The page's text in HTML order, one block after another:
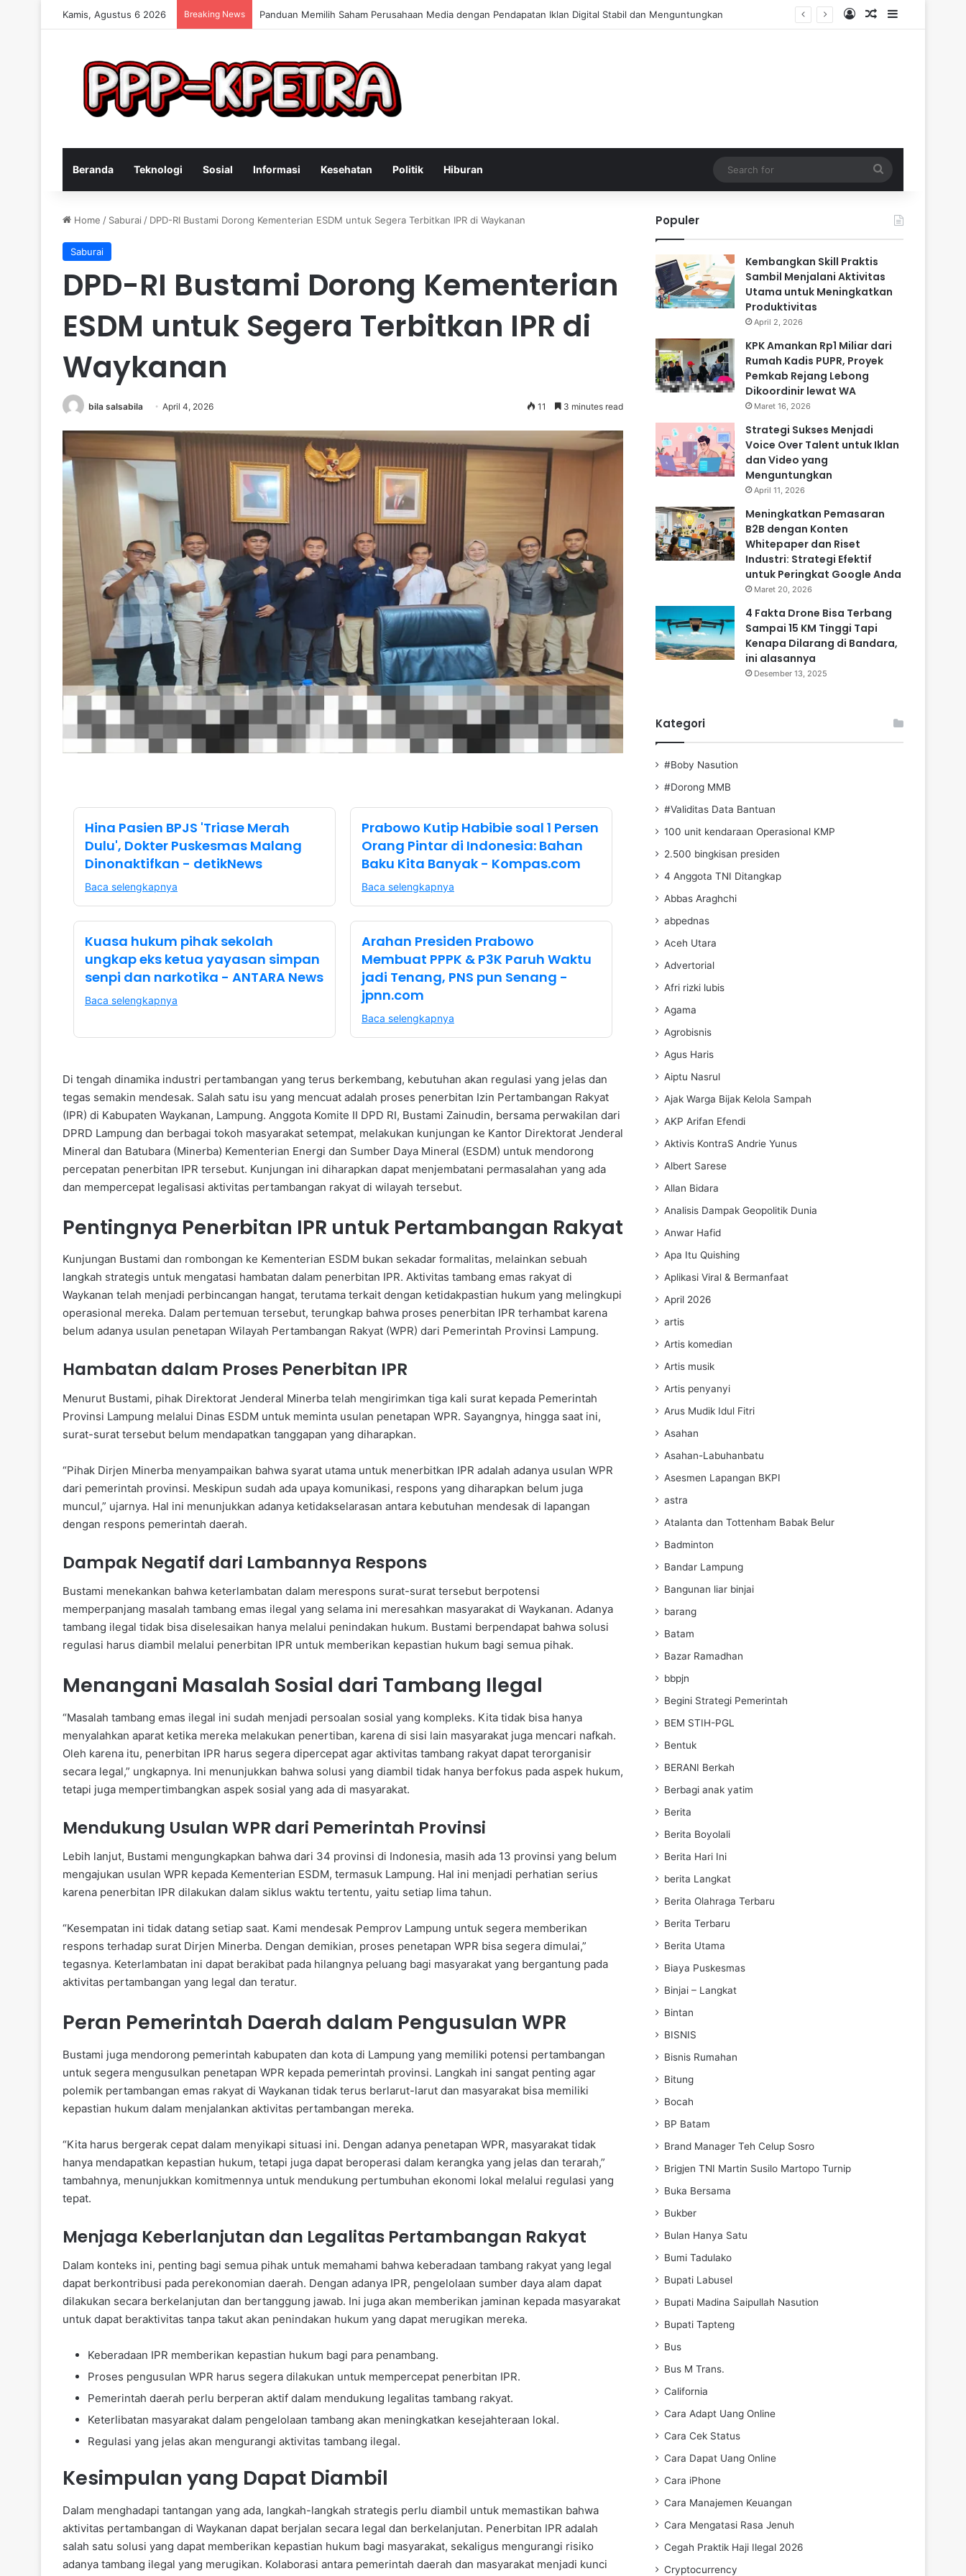
Kamis, Agustus 6 2026 Breaking News Keterampilan Konsultan Bisnis Online untuk Meningkatkan Pendapatan Berdasarkan Pengalaman Praktis Log InRandom Article
Sidebar
Beranda Teknologi Sosial Informasi Kesehatan Politik Hiburan
for
Home / Saburai / DPD-RI Bustami Dorong Kementerian ESDM untuk Segera Terbitkan IPR di Waykanan
Saburai
DPD-RI Bustami Dorong Kementerian
ESDM untuk Segera Terbitkan IPR di
Waykanan
bila salsabila April 4, 2026 11 3 minutes read
Hina Pasien BPJS 'Triase Merah
Dulu', Dokter Puskesmas Malang
Dinonaktifkan - detikNews
Baca selengkapnya
Prabowo Kutip Habibie soal 1 Persen
Orang Pintar di Indonesia: Bahan
Baku Kita Banyak - Kompas.com
Baca selengkapnya
Kuasa hukum pihak sekolah
ungkap eks ketua yayasan simpan
senpi dan narkotika - ANTARA News
Baca selengkapnya
Arahan Presiden Prabowo
Membuat PPPK & P3K Paruh Waktu
jadi Tenang, PNS pun Senang -
jpnn.com
Baca selengkapnya
Di tengah dinamika industri pertambangan yang terus berkembang, kebutuhan akan regulasi yang jelas dan
tegas semakin mendesak. Salah satu isu yang mencuat adalah proses penerbitan Izin Pertambangan Rakyat
(IPR) di Kabupaten Waykanan, Lampung. Anggota Komite II DPD RI, Bustami Zainudin, bersama perwakilan dari
DPRD Lampung dan berbagai tokoh masyarakat setempat, melakukan kunjungan ke Kantor Direktorat Jenderal
Mineral dan Batubara (Minerba) Kementerian Energi dan Sumber Daya Mineral (ESDM) untuk mendorong
percepatan penerbitan IPR tersebut. Kunjungan ini diharapkan dapat menjembatani permasalahan yang ada
dan mempercepat legalisasi aktivitas pertambangan rakyat di wilayah tersebut.
Pentingnya Penerbitan IPR untuk Pertambangan Rakyat
Kunjungan Bustami dan rombongan ke Kementerian ESDM bukan sekadar formalitas, melainkan sebuah
langkah strategis untuk mengatasi hambatan dalam penerbitan IPR. Aktivitas tambang emas rakyat di
Waykanan telah menjadi perbincangan hangat, terutama terkait dengan ketidakpastian hukum yang melingkupi
operasional mereka. Dalam pertemuan tersebut, terungkap bahwa proses penerbitan IPR terhambat karena
belum adanya usulan penetapan Wilayah Pertambangan Rakyat (WPR) dari Pemerintah Provinsi Lampung.
Hambatan dalam Proses Penerbitan IPR
Menurut Bustami, pihak Direktorat Jenderal Minerba telah mengirimkan tiga kali surat kepada Pemerintah
Provinsi Lampung melalui Dinas ESDM untuk meminta usulan penetapan WPR. Sayangnya, hingga saat ini,
surat-surat tersebut belum mendapatkan tanggapan yang diharapkan.
“Pihak Dirjen Minerba menyampaikan bahwa syarat utama untuk menerbitkan IPR adalah adanya usulan WPR
dari pemerintah provinsi. Meskipun sudah ada upaya komunikasi, respons yang diharapkan belum juga
muncul,” ujarnya. Hal ini menunjukkan adanya ketidakselarasan antara kebutuhan mendesak di lapangan
dengan respons pemerintah daerah.
Dampak Negatif dari Lambannya Respons
Bustami menekankan bahwa keterlambatan dalam merespons surat-surat tersebut berpotensi
memperpanjang masalah tambang emas ilegal yang selama ini meresahkan masyarakat di Waykanan. Adanya
tambang ilegal tidak bisa diselesaikan hanya melalui penindakan hukum. Bustami berpendapat bahwa solusi
regulasi harus diambil melalui penerbitan IPR untuk memberikan kepastian hukum bagi semua pihak.
Menangani Masalah Sosial dari Tambang Ilegal
“Masalah tambang emas ilegal ini sudah menjadi persoalan sosial yang kompleks. Kita tidak bisa hanya
menyalahkan aparat ketika mereka melakukan penertiban, karena di sisi lain masyarakat juga mencari nafkah.
Oleh karena itu, penerbitan IPR harus segera dipercepat agar aktivitas tambang rakyat dapat terorganisir
secara legal,” ungkapnya. Ini menunjukkan bahwa solusi yang diambil tidak hanya berfokus pada aspek hukum,
tetapi juga mempertimbangkan aspek sosial yang ada di masyarakat.
Mendukung Usulan WPR dari Pemerintah Provinsi
Lebih lanjut, Bustami mengungkapkan bahwa dari 34 provinsi di Indonesia, masih ada 13 provinsi yang belum
mengajukan usulan WPR kepada Kementerian ESDM, termasuk Lampung. Hal ini menjadi perhatian serius
karena penerbitan IPR dilakukan dalam siklus waktu tertentu, yaitu setiap lima tahun.
“Kesempatan ini tidak datang setiap saat. Kami mendesak Pemprov Lampung untuk segera memberikan
respons terhadap surat Dirjen Minerba. Dengan demikian, proses penetapan WPR bisa segera dimulai,”
tegasnya. Keterlambatan ini dapat berakibat pada hilangnya peluang bagi masyarakat yang bergantung pada
aktivitas pertambangan yang legal dan teratur.
Peran Pemerintah Daerah dalam Pengusulan WPR
Bustami juga mendorong pemerintah kabupaten dan kota di Lampung yang memiliki potensi pertambangan
untuk segera mengusulkan penetapan WPR kepada pemerintah provinsi. Langkah ini sangat penting agar
polemik pertambangan emas rakyat di Waykanan tidak terus berlarut-larut dan masyarakat bisa memiliki
kepastian hukum dalam menjalankan aktivitas pertambangan mereka.
“Kita harus bergerak cepat dalam menyikapi situasi ini. Dengan adanya penetapan WPR, masyarakat tidak
hanya mendapatkan kepastian hukum, tetapi juga dapat beroperasi dalam kerangka yang jelas dan terarah,”
tambahnya, menunjukkan komitmennya untuk mendukung pertumbuhan ekonomi lokal melalui regulasi yang
tepat.
Menjaga Keberlanjutan dan Legalitas Pertambangan Rakyat
Dalam konteks ini, penting bagi semua pihak untuk memahami bahwa keberadaan tambang rakyat yang legal
dapat berkontribusi pada perekonomian daerah. Dengan adanya IPR, pengelolaan sumber daya alam dapat
dilakukan secara berkelanjutan dan bertanggung jawab. Ini juga akan memberikan jaminan kepada masyarakat
untuk dapat beraktivitas tanpa takut akan penindakan hukum yang dapat merugikan mereka.
Keberadaan IPR memberikan kepastian hukum bagi para penambang.
Proses pengusulan WPR harus segera dilakukan untuk mempercepat penerbitan IPR.
Pemerintah daerah perlu berperan aktif dalam mendukung legalitas tambang rakyat.
Keterlibatan masyarakat dalam pengelolaan tambang akan meningkatkan kesejahteraan lokal.
Regulasi yang jelas akan mengurangi aktivitas tambang ilegal.
Kesimpulan yang Dapat Diambil
Dalam menghadapi tantangan yang ada, langkah-langkah strategis perlu diambil untuk memastikan bahwa
aktivitas pertambangan di Waykanan dapat berjalan secara legal dan berkelanjutan. Penerbitan IPR adalah
salah satu solusi yang dapat memberikan kepastian hukum bagi masyarakat, sekaligus mengurangi risiko
adanya tambang ilegal yang merugikan. Kolaborasi antara pemerintah daerah dan masyarakat menjadi kunci
Populer
Kembangkan Skill Praktis
Sambil Menjalani Aktivitas
Utama untuk Meningkatkan
Produktivitas
April 2, 2026
KPK Amankan Rp1 Miliar dari
Rumah Kadis PUPR, Proyek
Pemkab Rejang Lebong
Dikoordinir lewat WA
Maret 16, 2026
Strategi Sukses Menjadi
Voice Over Talent untuk Iklan
dan Video yang
Menguntungkan
April 11, 2026
Meningkatkan Pemasaran
B2B dengan Konten
Whitepaper dan Riset
Industri: Strategi Efektif
untuk Peringkat Google Anda
Maret 20, 2026
4 Fakta Drone Bisa Terbang
Sampai 15 KM Tinggi Tapi
Kenapa Dilarang di Bandara,
ini alasannya
Desember 13, 2025
Kategori
#Boby Nasution
#Dorong MMB
#Validitas Data Bantuan
100 unit kendaraan Operasional KMP
2.500 bingkisan presiden
4 Anggota TNI Ditangkap
Abbas Araghchi
abpednas
Aceh Utara
Advertorial
Afri rizki lubis
Agama
Agrobisnis
Agus Haris
Aiptu Nasrul
Ajak Warga Bijak Kelola Sampah
AKP Arifan Efendi
Aktivis KontraS Andrie Yunus
Albert Sarese
Allan Bidara
Analisis Dampak Geopolitik Dunia
Anwar Hafid
Apa Itu Quishing
Aplikasi Viral & Bermanfaat
April 2026
artis
Artis komedian
Artis musik
Artis penyanyi
Arus Mudik Idul Fitri
Asahan
Asahan-Labuhanbatu
Asesmen Lapangan BKPI
astra
Atalanta dan Tottenham Babak Belur
Badminton
Bandar Lampung
Bangunan liar binjai
barang
Batam
Bazar Ramadhan
bbpjn
Begini Strategi Pemerintah
BEM STIH-PGL
Bentuk
BERANI Berkah
Berbagi anak yatim
Berita
Berita Boyolali
Berita Hari Ini
berita Langkat
Berita Olahraga Terbaru
Berita Terbaru
Berita Utama
Biaya Puskesmas
Binjai – Langkat
Bintan
BISNIS
Bisnis Rumahan
Bitung
Bocah
BP Batam
Brand Manager Teh Celup Sosro
Brigjen TNI Martin Susilo Martopo Turnip
Buka Bersama
Bukber
Bulan Hanya Satu
Bumi Tadulako
Bupati Labusel
Bupati Madina Saipullah Nasution
Bupati Tapteng
Bus
Bus M Trans.
California
Cara Adapt Uang Online
Cara Cek Status
Cara Dapat Uang Online
Cara iPhone
Cara Manajemen Keuangan
Cara Mengatasi Rasa Jenuh
Cegah Praktik Haji Ilegal 2026
Cryptocurrency